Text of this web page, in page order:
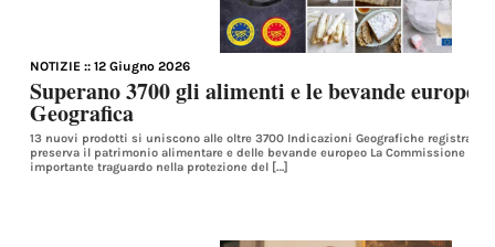
NOTIZIE :: 12 Giugno 2026
Superano 3700 gli alimenti e le bevande
Geografica
13 nuovi prodotti si uniscono alle oltre 3700 Indicazioni Geografiche registrate
preserva il patrimonio alimentare e delle bevande europeo La Commissione
importante traguardo nella protezione del […]